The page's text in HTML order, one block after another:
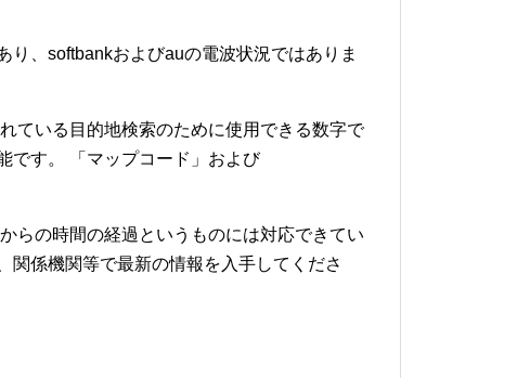
り、softbankおよびauの電波状況ではありま
ている目的地検索のために使用できる数字で
です。 「マップコード」および
らの時間の経過というものには対応できてい
関係機関等で最新の情報を入手してくださ